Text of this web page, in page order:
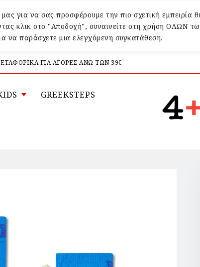
για να σας προσφέρουμε την πιο σχετική εμπειρία
κλικ στο "Αποδοχή", συναινείτε στη χρήση ΟΛΩΝ
να παράσχετε μια ελεγχόμενη συγκατάθεση.
ΓΙΑ ΑΓΟΡΕΣ ΑΝΩ ΤΩΝ 39€
GREEKSTEPS